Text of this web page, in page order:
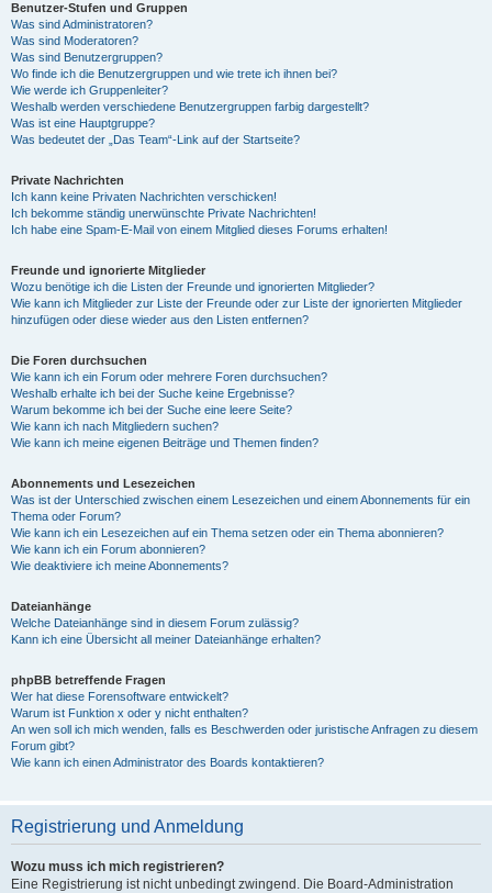
Benutzer-Stufen und Gruppen
Was sind Administratoren?
Was sind Moderatoren?
Was sind Benutzergruppen?
Wo finde ich die Benutzergruppen und wie trete ich ihnen bei?
Wie werde ich Gruppenleiter?
Weshalb werden verschiedene Benutzergruppen farbig dargestellt?
Was ist eine Hauptgruppe?
Was bedeutet der „Das Team“-Link auf der Startseite?
Private Nachrichten
Ich kann keine Privaten Nachrichten verschicken!
Ich bekomme ständig unerwünschte Private Nachrichten!
Ich habe eine Spam-E-Mail von einem Mitglied dieses Forums erhalten!
Freunde und ignorierte Mitglieder
Wozu benötige ich die Listen der Freunde und ignorierten Mitglieder?
Wie kann ich Mitglieder zur Liste der Freunde oder zur Liste der ignorierten Mitglieder
hinzufügen oder diese wieder aus den Listen entfernen?
Die Foren durchsuchen
Wie kann ich ein Forum oder mehrere Foren durchsuchen?
Weshalb erhalte ich bei der Suche keine Ergebnisse?
Warum bekomme ich bei der Suche eine leere Seite?
Wie kann ich nach Mitgliedern suchen?
Wie kann ich meine eigenen Beiträge und Themen finden?
Abonnements und Lesezeichen
Was ist der Unterschied zwischen einem Lesezeichen und einem Abonnements für ein
Thema oder Forum?
Wie kann ich ein Lesezeichen auf ein Thema setzen oder ein Thema abonnieren?
Wie kann ich ein Forum abonnieren?
Wie deaktiviere ich meine Abonnements?
Dateianhänge
Welche Dateianhänge sind in diesem Forum zulässig?
Kann ich eine Übersicht all meiner Dateianhänge erhalten?
phpBB betreffende Fragen
Wer hat diese Forensoftware entwickelt?
Warum ist Funktion x oder y nicht enthalten?
An wen soll ich mich wenden, falls es Beschwerden oder juristische Anfragen zu diesem
Forum gibt?
Wie kann ich einen Administrator des Boards kontaktieren?
Registrierung und Anmeldung
Wozu muss ich mich registrieren?
Eine Registrierung ist nicht unbedingt zwingend. Die Board-Administration